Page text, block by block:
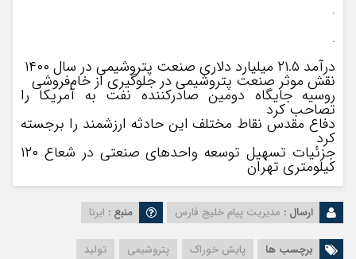
.
.
درآمد ۲۱.۵ میلیارد دلاری صنعت پتروشیمی در سال ۱۴۰۰
نقش موثر صنعت پتروشیمی در جلوگیری از خام‌فروشی
روسیه جایگاه دومین صادرکننده نفت به آمریکا را
تصاحب کرد
دفاع مقدس نقاط مختلف این حادثه ارزشمند را برجسته
کرد
جزئیات تسهیل توسعه واحدهای صنعتی در شعاع ۱۲۰
کیلومتری تهران
ارسال : مدیریت پیام خلیج فارس منبع : ایرنا
برچسب ها پایش خوراک پتروشیمی تولید